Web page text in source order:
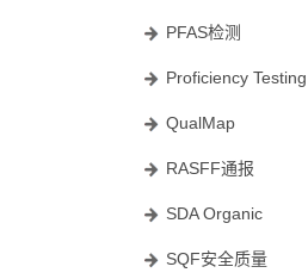
PFAS检测
Proficiency Testing
QualMap
RASFF通报
SDA Organic
SQF安全质量